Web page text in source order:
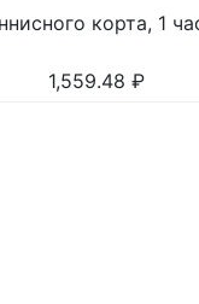
корта, 1
1,559.48 ₽